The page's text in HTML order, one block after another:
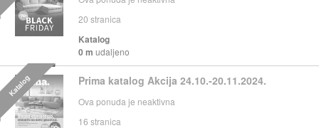
20 stranica
Katalog
0 m udaljeno
Prima katalog Akcija 24.10.-20.11.2024.
Ova ponuda je neaktivna
16 stranica
Katalog